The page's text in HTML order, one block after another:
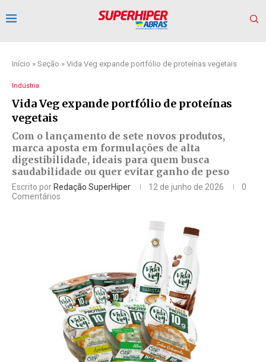
Início » Seção » Vida Veg expande portfólio de proteínas vegetais
Indústria
Vida Veg expande portfólio de proteínas
vegetais
Com o lançamento de sete novos produtos,
marca aposta em formulações de alta
digestibilidade, ideais para quem busca
saudabilidade ou quer evitar ganho de peso
Escrito porRedação SuperHiper 12 de junho de 2026
0
Comentários